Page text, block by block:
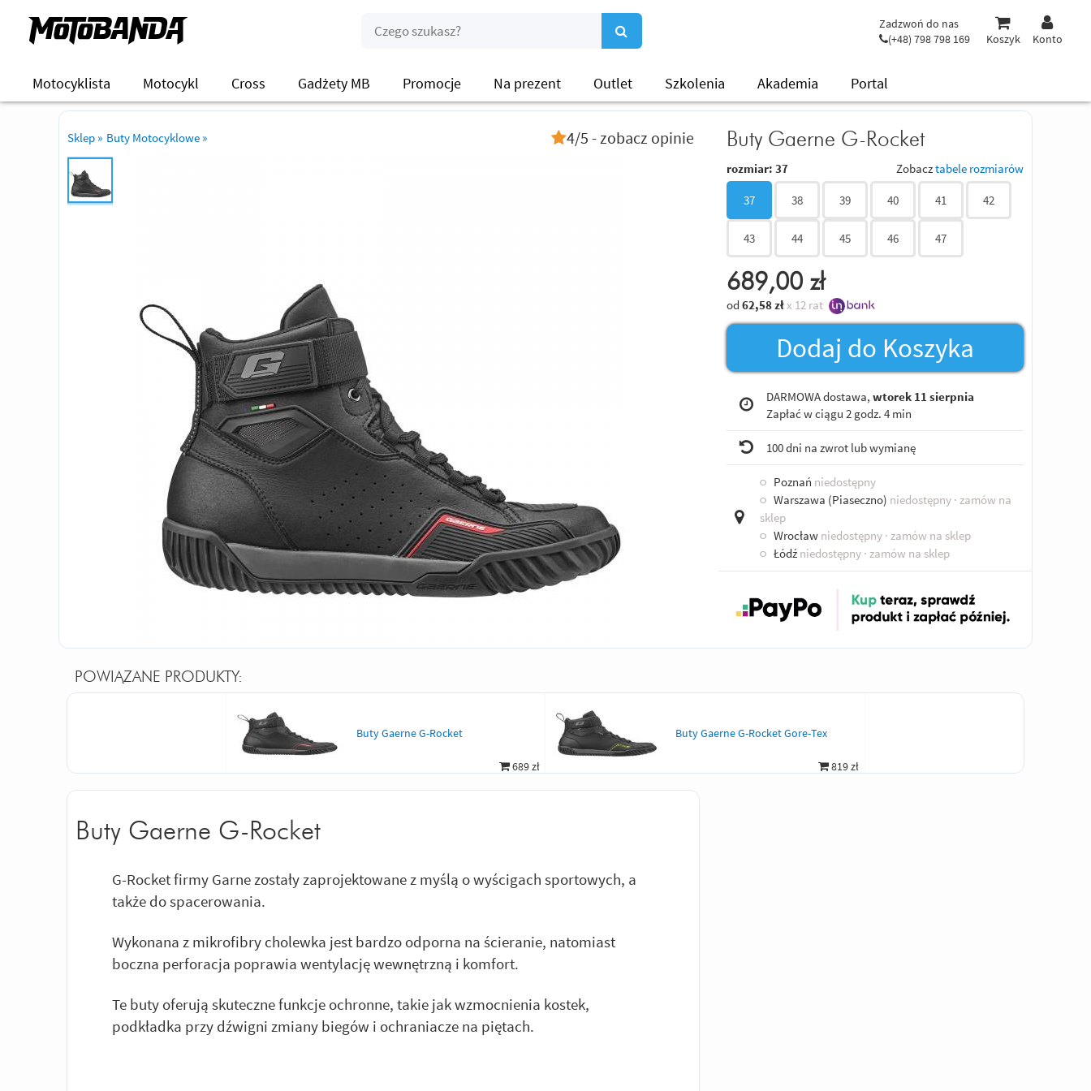
Zadzwoń do nas
(+48) 798 798 169
Koszyk Konto
Motocyklista Motocykl Cross Gadżety MB Promocje Na prezent Outlet Szkolenia Akademia Portal
Sklep » Buty Motocyklowe » 4/5 - zobacz opinie Buty Gaerne G-Rocket
rozmiar: 37 Zobacztabele rozmiarów
37 38 39 40 41 42
43 44 45 46 47
689,00 zł
od 62,58 zł x 12 rat
Dodaj do Koszyka
DARMOWA dostawa, wtorek 11 sierpnia
Zapłać w ciągu 2 godz. 4 min
100 dni na zwrot lub wymianę
○ Poznań niedostępny
○ Warszawa (Piaseczno) niedostępny · zamów na
sklep
○ Wrocław niedostępny · zamów na sklep
○ Łódź niedostępny · zamów na sklep
POWIĄZANE PRODUKTY:
689 zł
Buty Gaerne G-Rocket
819 zł
Buty Gaerne G-Rocket Gore-Tex
Buty Gaerne G-Rocket
G-Rocket firmy Garne zostały zaprojektowane z myślą o wyścigach sportowych, a
także do spacerowania.
Wykonana z mikrofibry cholewka jest bardzo odporna na ścieranie, natomiast
boczna perforacja poprawia wentylację wewnętrzną i komfort.
Te buty oferują skuteczne funkcje ochronne, takie jak wzmocnienia kostek,
podkładka przy dźwigni zmiany biegów i ochraniacze na piętach.